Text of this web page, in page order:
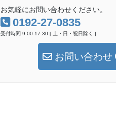
お気軽にお問い合わせください。
0192-27-0835
受付時間 9:00-17:30 [ 土・日・祝日除く ]
お問い合わせ